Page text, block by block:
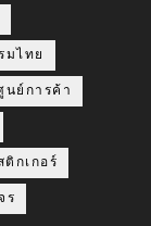
มไทย
นย์การค้า
ติกเกอร์
ร